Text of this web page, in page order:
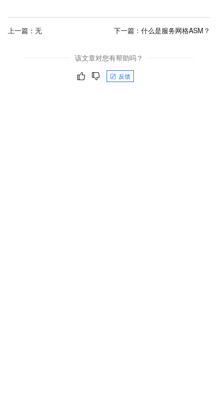
上一篇：无 下一篇： 什么是服务网格ASM？
该文章对您有帮助吗？
反馈